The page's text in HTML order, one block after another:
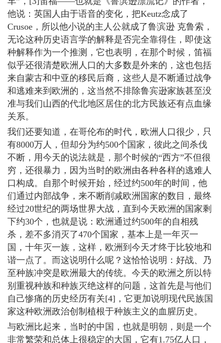
他说：英国人由于语音的变化，把Keutz念成了
Crusoe，所以他小说的主人公就成了鲁滨逊 克鲁索，
无论这种历史语言学的解释是否完全靠得住，即使这
种解释作为一个推测，它也表明，在那个时候，笛福
似乎还很清楚欧洲人口的大多数是外来的，这也包括
来自蒙古和中亚的移民后裔，这些人是不断通过战争
和逃难来到欧洲的，这当然不排除鲁宾逊家族甚至没
准与我们山西的代北地区居住的北方民族还有点血缘
关系。
我们还要知道，在哥伦布的时代，欧洲人口很少，只
有8000万人，但却分为约500个国家，彼此之间杀伐
不断，用今天的说法就是，那个时候的“西方”不但很
穷，还很暴力，因为当时的欧洲由各种各样的逃难人
口构成。自那个时候开始，经过约500年的时间，他
们通过内部战争，来不断削减欧洲国家的数目，最终
经过20世纪的两场世界大战，直到今天欧洲的国家剩
下约30个，也就是说：欧洲通过约500年的自相残
杀，差不多消灭了470个国家，基本上是一年灭一
国，十年灭一族，这样，欧洲到今天才终于比较地和
谐一点了。而这说明什么呢？这恰恰说明：好战、乃
至种族冲突是欧洲最大的传统。今天的欧洲之所以特
别重视种族和种族灭绝这样的问题，这首先是与他们
自己惨痛的历史经历有关[4]，它更加说明现代民族国
家这种欧洲政治创制植根于种族主义的血腥历史。
与欧洲比起来，当时的中国，也就是明朝，则是一个
非常繁荣和总体上很稳定的大国，它有1.75亿人口，